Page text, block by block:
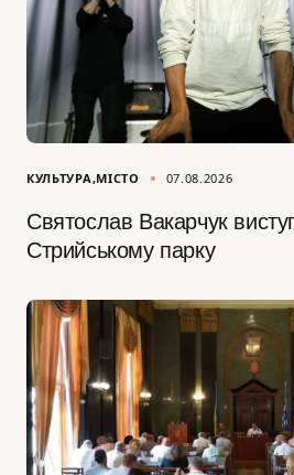
КУЛЬТУРА МІСТО 07.08.2026
Святослав Вакарчук
Стрийському парку